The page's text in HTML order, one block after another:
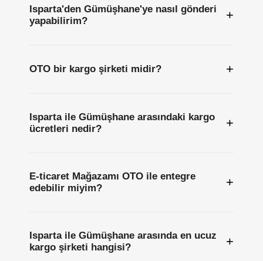
Isparta'den Gümüşhane'ye nasıl gönderi
yapabilirim?
+
OTO bir kargo şirketi midir? +
Isparta ile Gümüşhane arasındaki kargo
ücretleri nedir?
+
E-ticaret Mağazamı OTO ile entegre
edebilir miyim?
+
Isparta ile Gümüşhane arasında en ucuz
kargo şirketi hangisi?
+